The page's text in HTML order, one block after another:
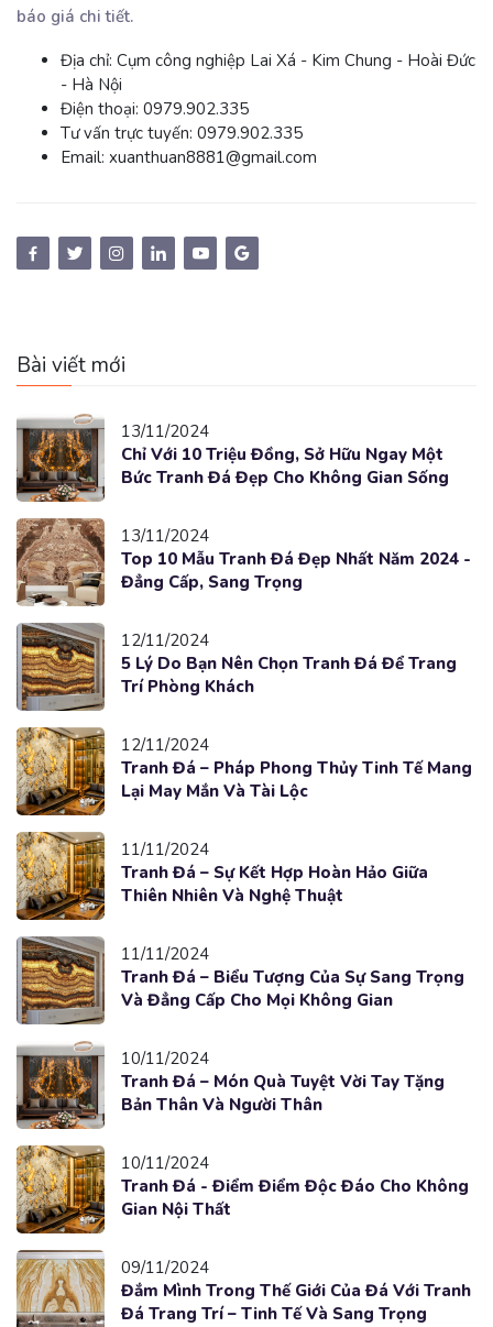
báo giá chi tiết.
Địa chỉ: Cụm công nghiệp Lai Xá - Kim Chung - Hoài Đức
- Hà Nội
Điện thoại: 0979.902.335
Tư vấn trực tuyến: 0979.902.335
Email: xuanthuan8881@gmail.com
Bài viết mới
13/11/2024
Chỉ Với 10 Triệu Đồng, Sở Hữu Ngay Một
Bức Tranh Đá Đẹp Cho Không Gian Sống
13/11/2024
Top 10 Mẫu Tranh Đá Đẹp Nhất Năm 2024 -
Đẳng Cấp, Sang Trọng
12/11/2024
5 Lý Do Bạn Nên Chọn Tranh Đá Để Trang
Trí Phòng Khách
12/11/2024
Tranh Đá – Pháp Phong Thủy Tinh Tế Mang
Lại May Mắn Và Tài Lộc
11/11/2024
Tranh Đá – Sự Kết Hợp Hoàn Hảo Giữa
Thiên Nhiên Và Nghệ Thuật
11/11/2024
Tranh Đá – Biểu Tượng Của Sự Sang Trọng
Và Đẳng Cấp Cho Mọi Không Gian
10/11/2024
Tranh Đá – Món Quà Tuyệt Vời Tay Tặng
Bản Thân Và Người Thân
10/11/2024
Tranh Đá - Điểm Điểm Độc Đáo Cho Không
Gian Nội Thất
09/11/2024
Đắm Mình Trong Thế Giới Của Đá Với Tranh
Đá Trang Trí – Tinh Tế Và Sang Trọng